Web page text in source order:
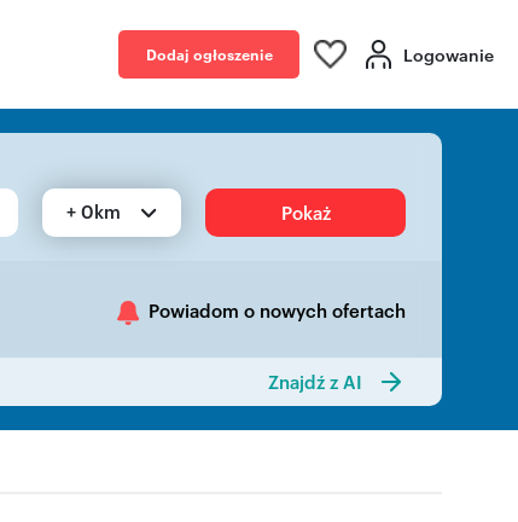
Dodaj ogłoszenie Logowanie
+ 0km Pokaż
Powiadom o nowych ofertach
Znajdź z AI